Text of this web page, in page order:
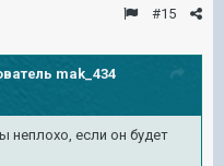
#15
mak_434
неплохо, если он будет